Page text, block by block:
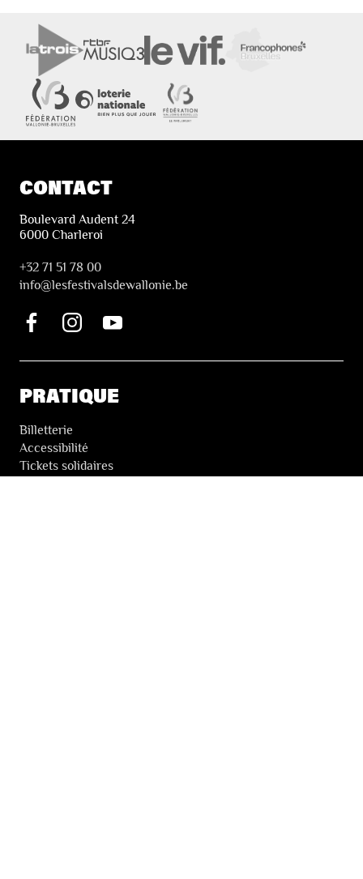
CONTACT
Boulevard Audent 24
6000 Charleroi
+32 71 51 78 00
info@lesfestivalsdewallonie.be
PRATIQUE
Billetterie
Accessibilité
Tickets solidaires